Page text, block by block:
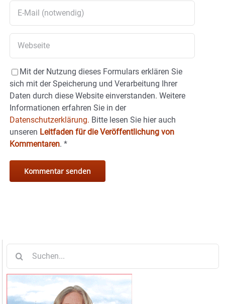
Mit der Nutzung dieses Formulars erklären Sie
sich mit der Speicherung und Verarbeitung Ihrer
Daten durch diese Website einverstanden. Weitere
Informationen erfahren Sie in der
Datenschutzerklärung. Bitte lesen Sie hier auch
unseren Leitfaden für die Veröffentlichung von
Kommentaren. *
nach: